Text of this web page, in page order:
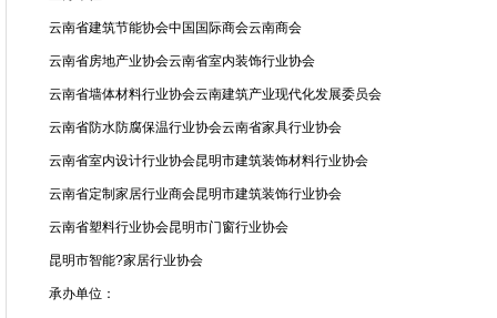
云南省建筑节能协会中国国际商会云南商会
云南省房地产业协会云南省室内装饰行业协会
云南省墙体材料行业协会云南建筑产业现代化发展委员会
云南省防水防腐保温行业协会云南省家具行业协会
云南省室内设计行业协会昆明市建筑装饰材料行业协会
云南省定制家居行业商会昆明市建筑装饰行业协会
云南省塑料行业协会昆明市门窗行业协会
昆明市智能?家居行业协会
承办单位：